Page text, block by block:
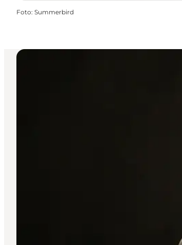
Foto: Summerbird